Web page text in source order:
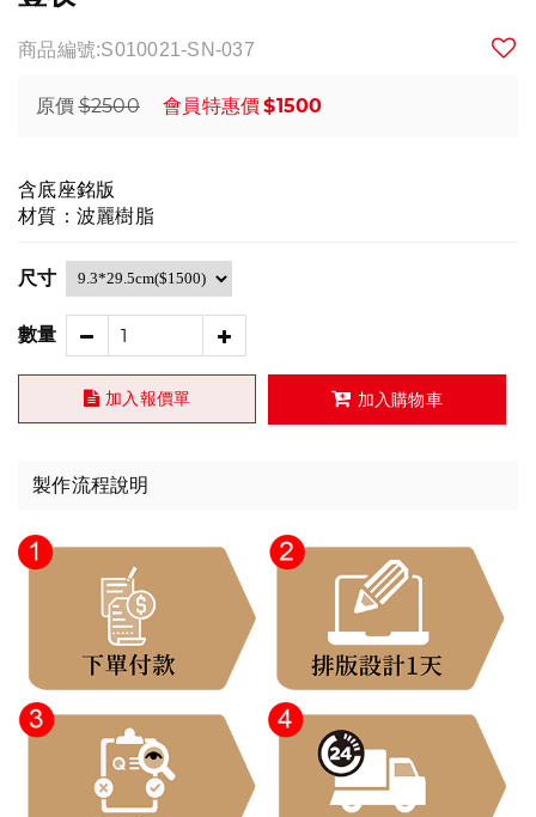
商品編號:S010021-SN-037
原價 $2500 會員特惠價$1500
含底座銘版
材質：波麗樹脂
尺寸
數量
加入報價單 加入購物車
製作流程說明